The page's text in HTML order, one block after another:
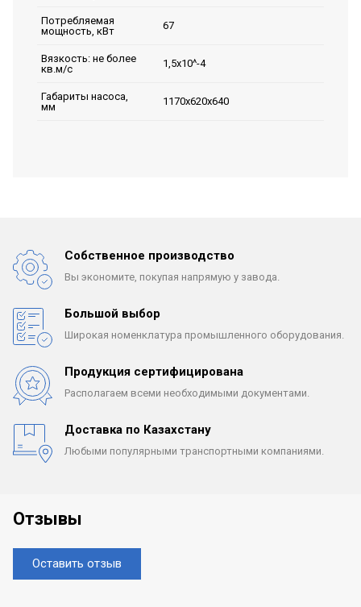
Потребляемая
мощность, кВт
67
Вязкость: не более
кв.м/с
1,5х10^-4
Габариты насоса,
мм
1170х620х640
Собственное производство
Вы экономите, покупая напрямую у завода.
Большой выбор
Широкая номенклатура промышленного оборудования.
Продукция сертифицирована
Располагаем всеми необходимыми документами.
Доставка по Казахстану
Любыми популярными транспортными компаниями.
Отзывы
Оставить отзыв